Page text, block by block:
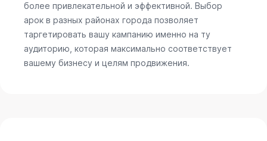
более привлекательной и эффективной. Выбор
арок в разных районах города позволяет
таргетировать вашу кампанию именно на ту
аудиторию, которая максимально соответствует
вашему бизнесу и целям продвижения.